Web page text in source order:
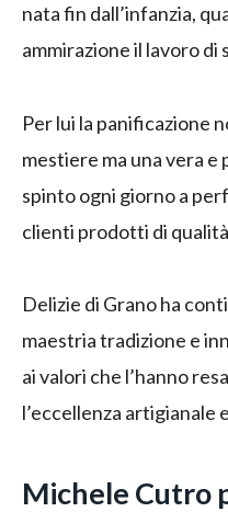
nata fin dall’infanzia,
ammirazione il lavoro di
Per lui la panificazione
mestiere ma una vera e
spinto ogni giorno a
clienti prodotti di
Delizie di Grano ha
maestria tradizione e
ai valori che l’hanno
l’eccellenza artigianale
Michele Cutro